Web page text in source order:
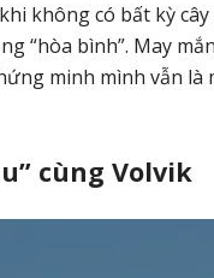
không có bất kỳ
“hòa bình”. May
minh mình vẫn là
cùng Volvik